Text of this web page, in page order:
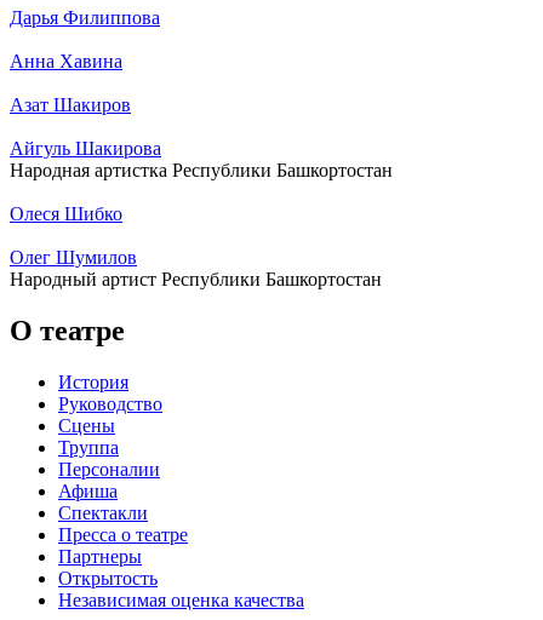
Дарья Филиппова
Анна Хавина
Азат Шакиров
Айгуль Шакирова
Народная артистка Республики Башкортостан
Олеся Шибко
Олег Шумилов
Народный артист Республики Башкортостан
О театре
История
Руководство
Сцены
Труппа
Персоналии
Афиша
Спектакли
Пресса о театре
Партнеры
Открытость
Независимая оценка качества